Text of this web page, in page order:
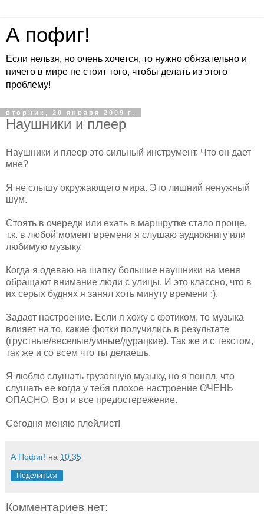
А пофиг!
Если нельзя, но очень хочется, то нужно обязательно и
ничего в мире не стоит того, чтобы делать из этого
проблему!
вторник, 20 января 2009 г.
Наушники и плеер
Наушники и плеер это сильный инструмент. Что он дает
мне?
Я не слышу окружающего мира. Это лишний ненужный
шум.
Стоять в очереди или ехать в маршрутке стало проще,
т.к. в любой момент времени я слушаю аудиокнигу или
любимую музыку.
Когда я одеваю на шапку большие наушники на меня
обращают внимание люди с улицы. И это классно, что в
их серых буднях я занял хоть минуту времени :).
Задает настроение. Если я хожу с фотиком, то музыка
влияет на то, какие фотки получились в результате
(грустные/веселые/умные/дурацкие). Так же и с текстом,
так же и со всем что ты делаешь.
Я люблю слушать грузовную музыку, но я понял, что
слушать ее когда у тебя плохое настроение ОЧЕНЬ
ОПАСНО. Вот и все предостережение.
Сегодня меняю плейлист!
А Пофиг! на 10:35
Поделиться
Комментариев нет: